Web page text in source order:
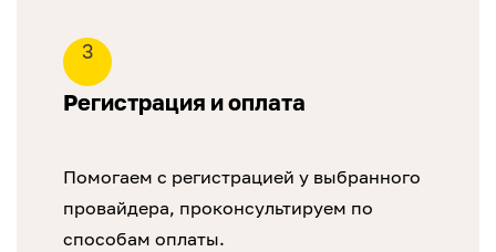
3
Регистрация и оплата
Помогаем с регистрацией у выбранного
провайдера, проконсультируем по
способам оплаты.